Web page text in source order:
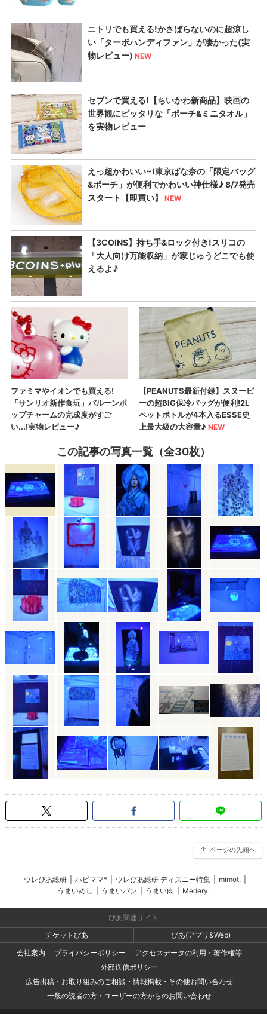
この記事の写真一覧（全30枚）
ページの先頭へ
ウレぴあ総研 ハピママ* ウレぴあ総研 ディズニー特集 mimot.
うまいめし
うまいパン うまい肉 Medery.
ぴあ関連サイト
チケットぴあ
ぴあ(アプリ&Web)
会社案内
プライバシーポリシー
アクセスデータの利用・著作権等
外部送信ポリシー
広告出稿・お取り組みのご相談・情報掲載・その他お問い合わせ
一般の読者の方・ユーザーの方からのお問い合わせ